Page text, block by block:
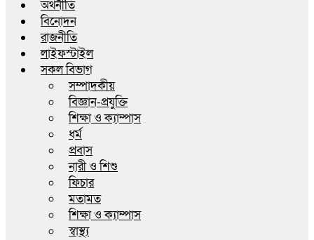
অর্থনীতি
বিনোদন
রাজনীতি
লাইফস্টাইল
সকল বিভাগ
সম্পাদকীয়
বিজ্ঞান-প্রযুক্তি
শিক্ষা ও ক্যাম্পাস
ধর্ম
প্রবাস
নারী ও শিশু
ফিচার
মতামত
শিক্ষা ও ক্যাম্পাস
স্বাস্থ্য